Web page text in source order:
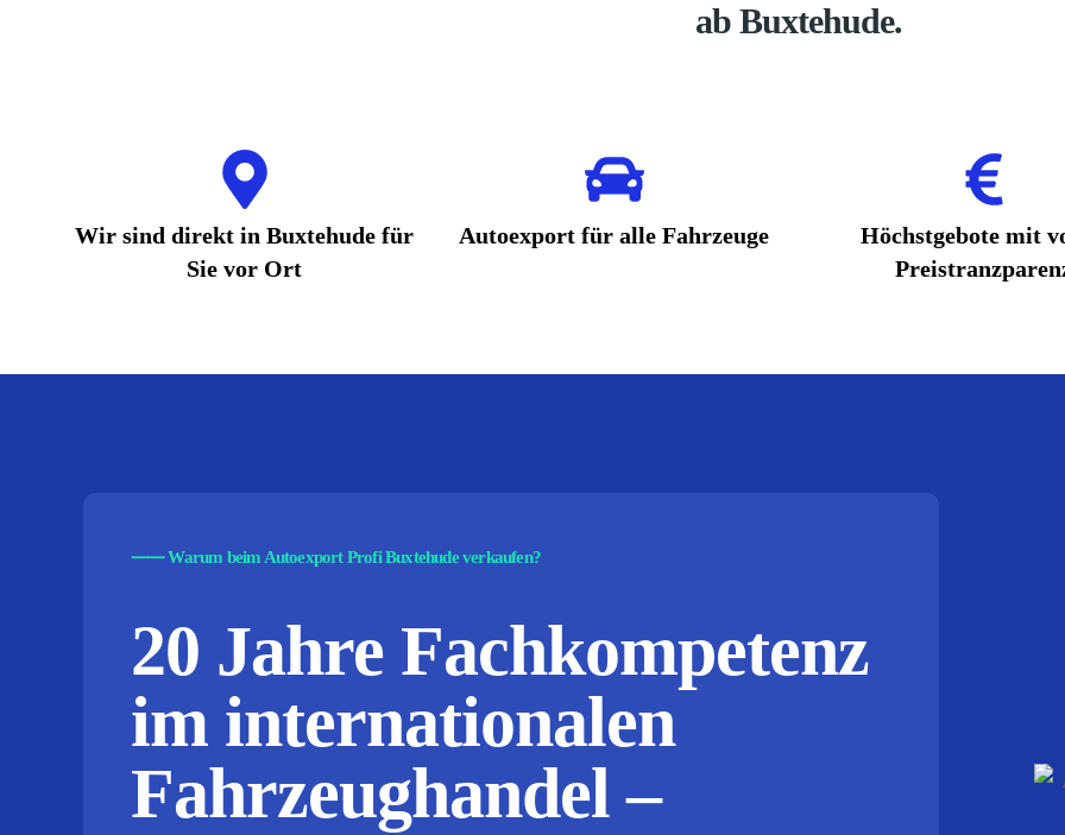
ab Buxtehude.
Wir sind direkt in Buxtehude für
Sie vor Ort
Autoexport für alle Fahrzeuge
Höchstgebote mit
⸺Warum beim Autoexport Profi Buxtehude verkaufen?
20 Jahre Fachkompetenz
im internationalen
Fahrzeughandel –